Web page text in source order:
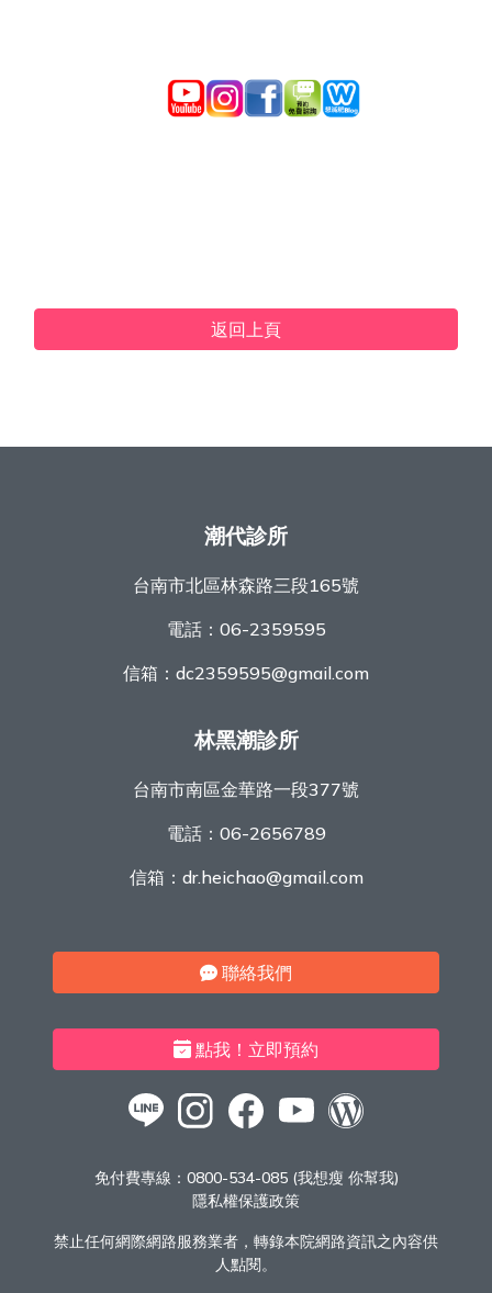
返回上頁
潮代診所
台南市北區林森路三段165號
電話： 06-2359595
信箱： dc2359595@gmail.com
林黑潮診所
台南市南區金華路一段377號
電話： 06-2656789
信箱： dr.heichao@gmail.com
聯絡我們
點我！立即預約
免付費專線： 0800-534-085 (我想瘦 你幫我)
隱私權保護政策
禁止任何網際網路服務業者，轉錄本院網路資訊之內容供
人點閱。